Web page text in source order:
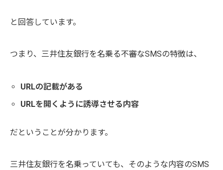
と回答しています。
つまり、三井住友銀行を名乗る不審なSMSの特徴は、
URLの記載がある
URLを開くように誘導させる内容
だということが分かります。
三井住友銀行を名乗っていても、そのような内容のSMS